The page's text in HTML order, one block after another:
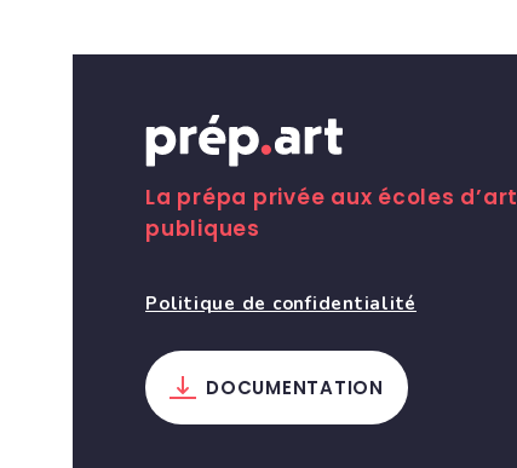
La prépa privée aux écoles d’art
publiques
Politique de confidentialité
DOCUMENTATION